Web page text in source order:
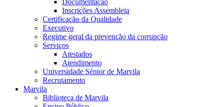
Inscrições Assembleia
Certificação da Qualidade
Executivo
Regime geral da prevenção da corrupção
Serviços
Atestados
Atendimento
Universidade Sénior de Marvila
Recrutamento
Marvila
Biblioteca de Marvila